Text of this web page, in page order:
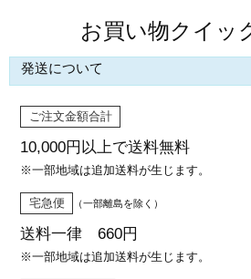
お買い物クイッ
発送について
ご注文金額合計
10,000円以上で送料無料
※一部地域は追加送料が生じます。
宅急便 （一部離島を除く）
送料一律 660円
※一部地域は追加送料が生じます。